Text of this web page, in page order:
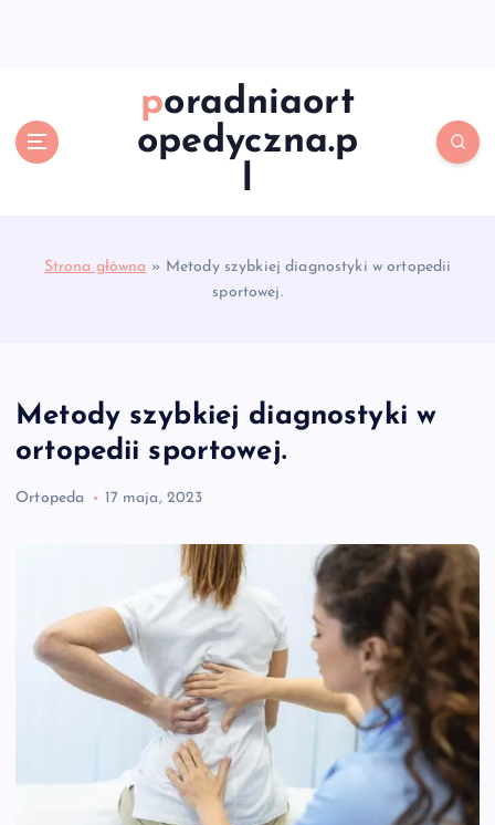
poradniaort
opedyczna.p
l
Strona główna » Metody szybkiej diagnostyki w ortopedii
sportowej.
Metody szybkiej diagnostyki w
ortopedii sportowej.
Ortopeda 17 maja, 2023